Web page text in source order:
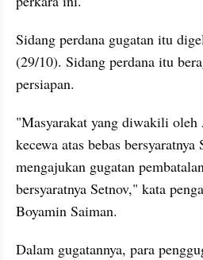
Sidang perdana gugatan itu
(29/10). Sidang perdana itu
persiapan.
"Masyarakat yang diwakili
kecewa atas bebas bersyaratnya
mengajukan gugatan
bersyaratnya Setnov," kata
Boyamin Saiman.
Dalam gugatannya, para